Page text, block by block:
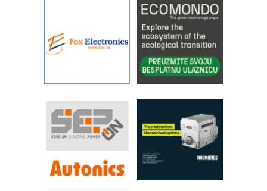
IBeRTIM - oprema za ispitivanje
kontrole kvaliteta
STAUFF – Komponente koje
povećavaju pouzdanost hidrauličkih
pouzdanost u transferu fluida
Filtration Group Industrial – Napredna
rešenja za filtraciju u hidrauličkim i
procesnim sistemima
RILINEX kompanije Rittal
FANUC: Najbolje za vašu pametnu